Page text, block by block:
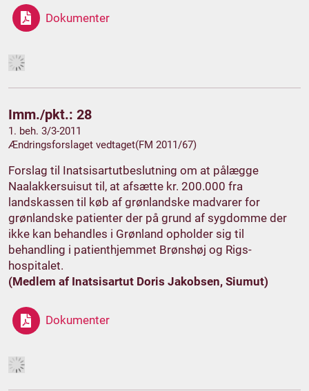
Dokumenter
Imm./pkt.: 28
1. beh. 3/3-2011
Ændringsforslaget vedtaget(FM 2011/67)
Forslag til Inatsisartutbeslutning om at pålægge
Naalakkersuisut til, at afsætte kr. 200.000 fra
landskassen til køb af grønlandske madvarer for
grønlandske patienter der på grund af sygdomme der
ikke kan behandles i Grønland opholder sig til
behandling i patienthjemmet Brønshøj og Rigs-
hospitalet.
(Medlem af Inatsisartut Doris Jakobsen, Siumut)
Dokumenter